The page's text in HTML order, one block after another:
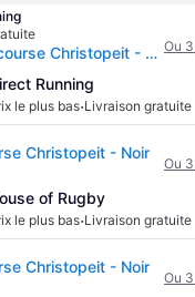
Tapis de course Christopeit - Noir Ou
Running
le plus bas·Livraison gratuite
Christopeit - Noir
Ou
of Rugby
le plus bas·Livraison gratuite
Christopeit - Noir
Ou